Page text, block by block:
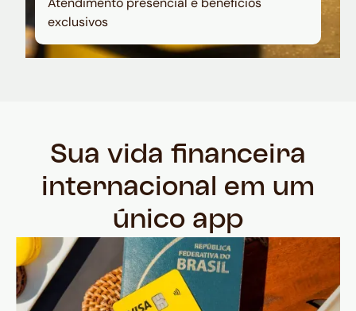
exclusivos
Sua vida financeira
internacional em um
único app